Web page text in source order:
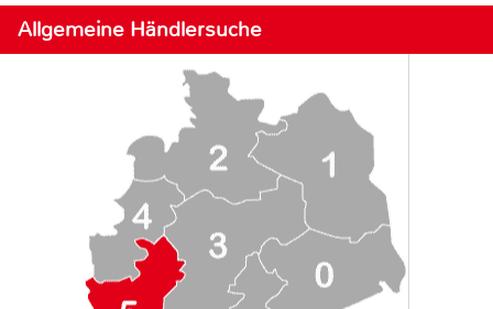
Allgemeine Händlersuche